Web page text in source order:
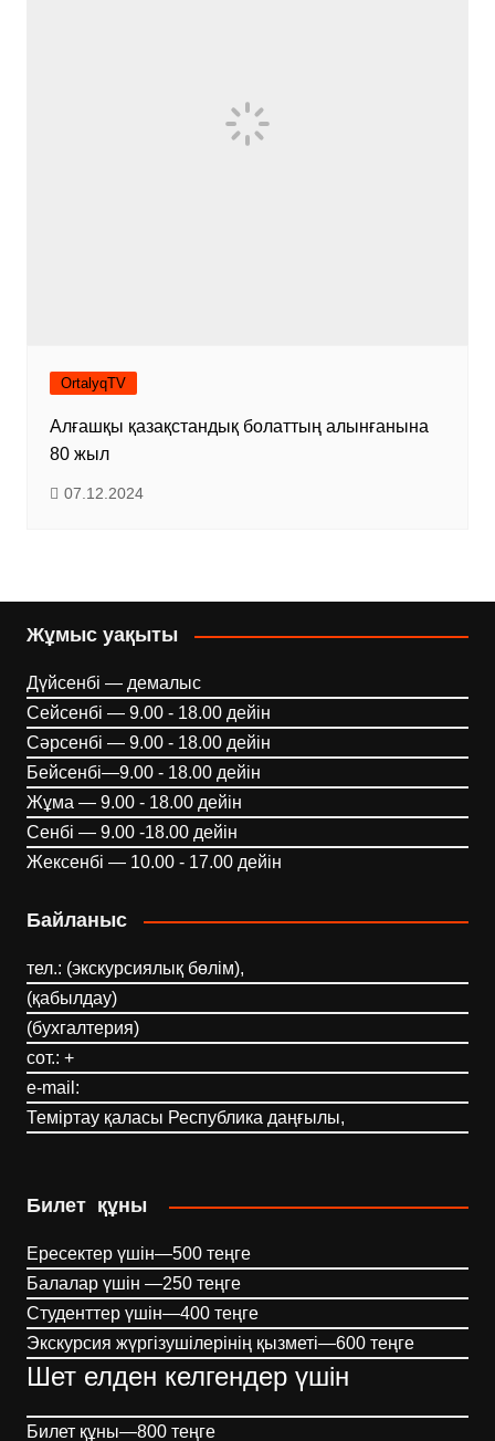
OrtalyqTV
Алғашқы қазақстандық болаттың алынғанына
80 жыл
07.12.2024
Жұмыс уақыты
Дүйсенбі — демалыс
Сейсенбі — 9.00 - 18.00 дейін
Сәрсенбі — 9.00 - 18.00 дейін
Бейсенбі—9.00 - 18.00 дейін
Жұма — 9.00 - 18.00 дейін
Сенбі — 9.00 -18.00 дейін
Жексенбі — 10.00 - 17.00 дейін
Байланыс
тел.: (экскурсиялық бөлім),
(қабылдау)
(бухгалтерия)
сот.: +
e-mail:
Теміртау қаласы Республика даңғылы,
Билет құны
Ересектер үшін—500 теңге
Балалар үшін —250 теңге
Студенттер үшін—400 теңге
Экскурсия жүргізушілерінің қызметі—600 теңге
Шет елден келгендер үшін
Билет құны—800 теңге